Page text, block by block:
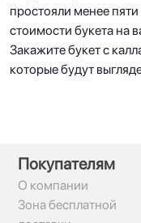
простояли менее
стоимости букета на
Закажите букет с
которые будут
Покупателям
О компании
Зона бесплатной